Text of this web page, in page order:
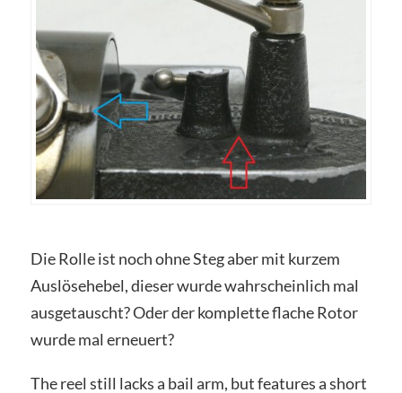
Die Rolle ist noch ohne Steg aber mit kurzem
Auslösehebel, dieser wurde wahrscheinlich mal
ausgetauscht? Oder der komplette flache Rotor
wurde mal erneuert?
The reel still lacks a bail arm, but features a short